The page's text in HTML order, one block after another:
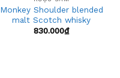
Monkey Shoulder blended
malt Scotch whisky
830.000₫